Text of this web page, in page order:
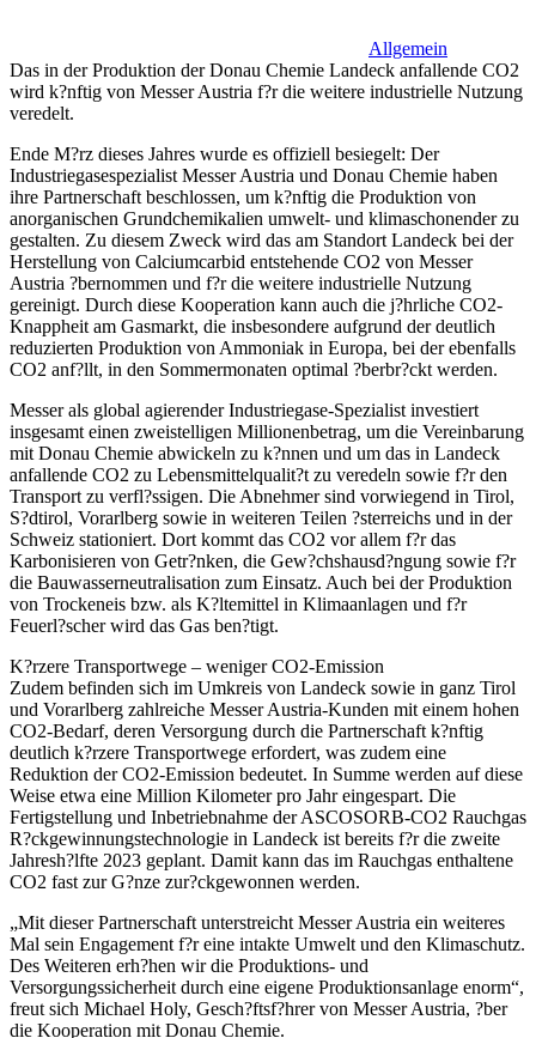
Allgemein
Das in der Produktion der Donau Chemie Landeck anfallende CO2
wird k?nftig von Messer Austria f?r die weitere industrielle Nutzung
veredelt.
Ende M?rz dieses Jahres wurde es offiziell besiegelt: Der
Industriegasespezialist Messer Austria und Donau Chemie haben
ihre Partnerschaft beschlossen, um k?nftig die Produktion von
anorganischen Grundchemikalien umwelt- und klimaschonender zu
gestalten. Zu diesem Zweck wird das am Standort Landeck bei der
Herstellung von Calciumcarbid entstehende CO2 von Messer
Austria ?bernommen und f?r die weitere industrielle Nutzung
gereinigt. Durch diese Kooperation kann auch die j?hrliche CO2-
Knappheit am Gasmarkt, die insbesondere aufgrund der deutlich
reduzierten Produktion von Ammoniak in Europa, bei der ebenfalls
CO2 anf?llt, in den Sommermonaten optimal ?berbr?ckt werden.
Messer als global agierender Industriegase-Spezialist investiert
insgesamt einen zweistelligen Millionenbetrag, um die Vereinbarung
mit Donau Chemie abwickeln zu k?nnen und um das in Landeck
anfallende CO2 zu Lebensmittelqualit?t zu veredeln sowie f?r den
Transport zu verfl?ssigen. Die Abnehmer sind vorwiegend in Tirol,
S?dtirol, Vorarlberg sowie in weiteren Teilen ?sterreichs und in der
Schweiz stationiert. Dort kommt das CO2 vor allem f?r das
Karbonisieren von Getr?nken, die Gew?chshausd?ngung sowie f?r
die Bauwasserneutralisation zum Einsatz. Auch bei der Produktion
von Trockeneis bzw. als K?ltemittel in Klimaanlagen und f?r
Feuerl?scher wird das Gas ben?tigt.
K?rzere Transportwege – weniger CO2-Emission
Zudem befinden sich im Umkreis von Landeck sowie in ganz Tirol
und Vorarlberg zahlreiche Messer Austria-Kunden mit einem hohen
CO2-Bedarf, deren Versorgung durch die Partnerschaft k?nftig
deutlich k?rzere Transportwege erfordert, was zudem eine
Reduktion der CO2-Emission bedeutet. In Summe werden auf diese
Weise etwa eine Million Kilometer pro Jahr eingespart. Die
Fertigstellung und Inbetriebnahme der ASCOSORB-CO2 Rauchgas
R?ckgewinnungstechnologie in Landeck ist bereits f?r die zweite
Jahresh?lfte 2023 geplant. Damit kann das im Rauchgas enthaltene
CO2 fast zur G?nze zur?ckgewonnen werden.
„Mit dieser Partnerschaft unterstreicht Messer Austria ein weiteres
Mal sein Engagement f?r eine intakte Umwelt und den Klimaschutz.
Des Weiteren erh?hen wir die Produktions- und
Versorgungssicherheit durch eine eigene Produktionsanlage enorm“,
freut sich Michael Holy, Gesch?ftsf?hrer von Messer Austria, ?ber
die Kooperation mit Donau Chemie.